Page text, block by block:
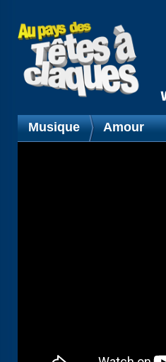
Musique Amour